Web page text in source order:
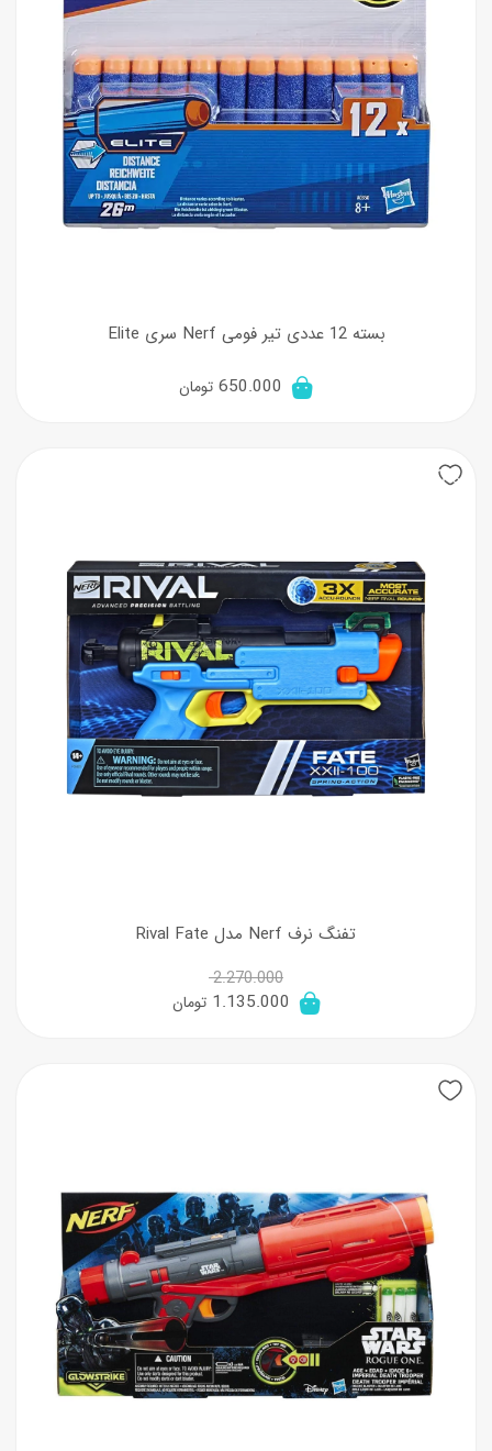
بسته 12 عددی تیر فومی Nerf سری Elite
650.000 تومان
50%
تفنگ نرف Nerf مدل Rival Fate
2.270.000
قیمت1.135.000 تومانقیمت